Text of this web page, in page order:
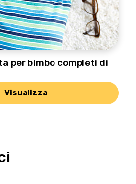
per bimbo completi di
Visualizza